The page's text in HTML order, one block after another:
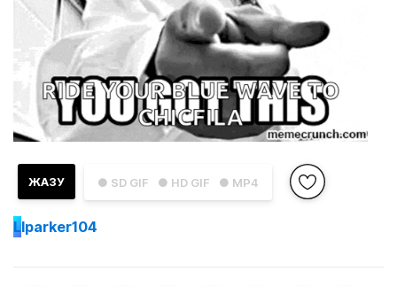
● SD GIF ● HD GIF ● MP4
ЖАЗУ
Llparker104